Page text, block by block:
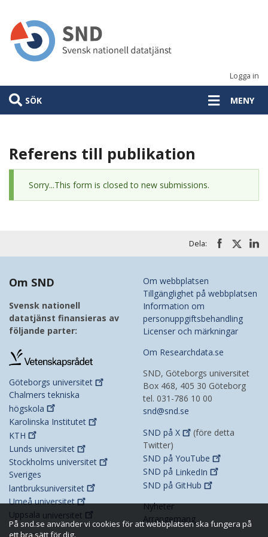
huvudinnehåll
Logga in
SÖK MENY
Referens till publikation
Statusmeddelande
Sorry...This form is closed to new submissions.
Dela:
Om SND
Svensk nationell
datatjänst finansieras av
följande parter:
Göteborgs universitet
Chalmers tekniska
högskola
Karolinska Institutet
KTH
Lunds universitet
Stockholms universitet
Sveriges
lantbruksuniversitet
Umeåuniversitet
Uppsala universitet
Om webbplatsen
Tillgänglighet på webbplatsen
Information om
personuppgiftsbehandling
Licenser och märkningar
Om Researchdata.se
SND, Göteborgs universitet
Box 468, 405 30 Göteborg
tel. 031-786 10 00
snd@snd.se
SND på X
(före detta
Twitter)
SND på YouTube
SND på LinkedIn
SND på GitHub
Nyheter
Arrangemang
På snd.se använder vi cookies för att webbplatsen ska fungera på
ett bra sätt för dig.